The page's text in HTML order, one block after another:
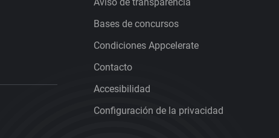
Bases de concursos
Condiciones Appcelerate
Contacto
Accesibilidad
Configuración de la privacidad